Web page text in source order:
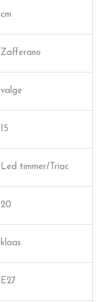
cm
Zafferano
valge
15
Led timmer/Triac
20
klaas
E27